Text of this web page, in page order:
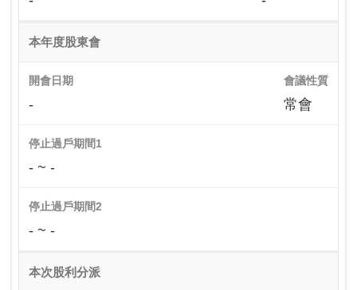
本年度股東會
開會日期
-
會議性質
常會
停止過戶期間1
- ~ -
停止過戶期間2
- ~ -
本次股利分派